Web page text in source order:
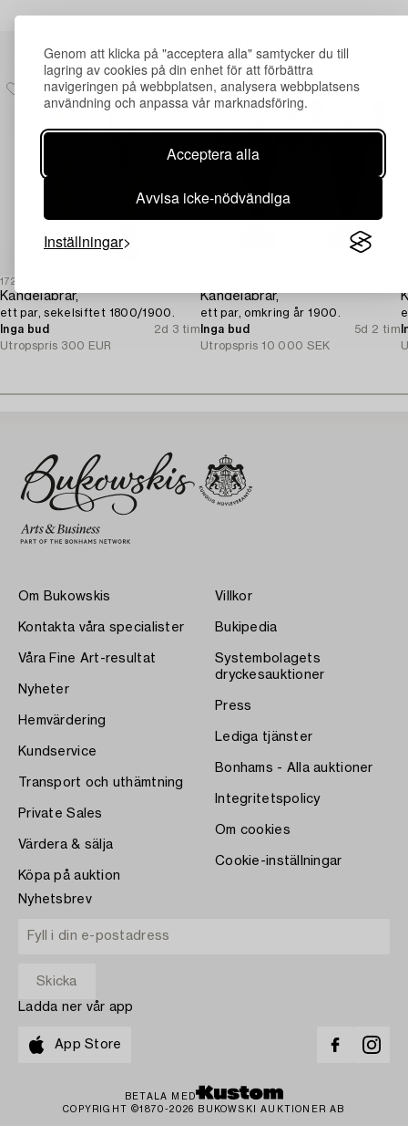
Genom att klicka på "acceptera alla" samtycker du till
lagring av cookies på din enhet för att förbättra
navigeringen på webbplatsen, analysera webbplatsens
användning och anpassa vår marknadsföring.
Acceptera alla
Avvisa icke-nödvändiga
Inställningar
1727510
Kandelabrar,
ett par, sekelsiftet 1800/1900.
Inga bud
2d 3 tim
Utropspris 300 EUR
Kandelabrar,
ett par, omkring år 1900.
Inga bud
5d 2 tim
Utropspris 10 000 SEK
Om Bukowskis
Kontakta våra specialister
Våra Fine Art-resultat
Nyheter
Hemvärdering
Kundservice
Transport och uthämtning
Private Sales
Värdera & sälja
Köpa på auktion
Villkor
Bukipedia
Systembolagets
dryckesauktioner
Press
Lediga tjänster
Bonhams - Alla auktioner
Integritetspolicy
Om cookies
Cookie-inställningar
Nyhetsbrev
Ladda ner vår app
App Store
BETALA MED
COPYRIGHT ©1870-2026 BUKOWSKI AUKTIONER AB